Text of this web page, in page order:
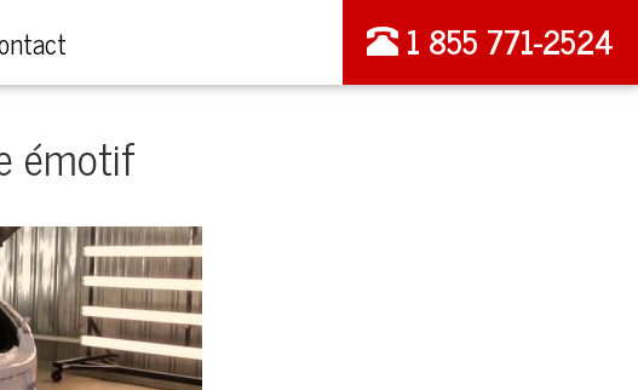
1 855 771-2524
émotif